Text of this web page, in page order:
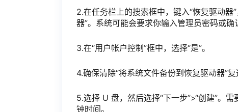
2.在任务栏上的搜索框中，键入“恢复驱动器
器”。系统可能会要求你输入管理员密码或确
3.在“用户帐户控制”框中，选择“是”。
4.确保清除“将系统文件备份到恢复驱动器”复
5.选择 U 盘，然后选择“下一步”>“创建”。
钟时间。